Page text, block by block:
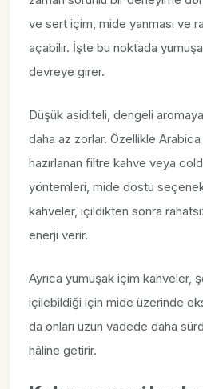
ve sert içim, mide yanması ve
açabilir. İşte bu noktada
devreye girer.
Düşük asiditeli, dengeli
daha az zorlar. Özellikle Arabica
hazırlanan filtre kahve veya
yöntemleri, mide dostu
kahveler, içildikten sonra
enerji verir.
Ayrıca yumuşak içim kahveler,
içilebildiği için mide üzerinde
da onları uzun vadede daha
hâline getirir.